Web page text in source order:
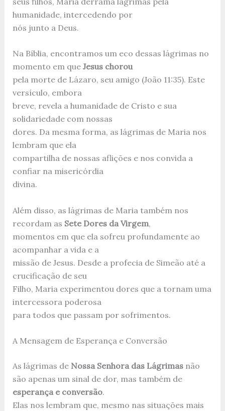
humanidade, intercedendo por
nós junto a Deus.
Na Bíblia, encontramos um eco dessas lágrimas no
momento em que Jesus chorou
pela morte de Lázaro, seu amigo (João 11:35). Este
versículo, embora
breve, revela a humanidade de Cristo e sua
solidariedade com nossas
dores. Da mesma forma, as lágrimas de Maria nos
lembram que ela
compartilha de nossas aflições e nos convida a
confiar na misericórdia
divina.
Além disso, as lágrimas de Maria também nos
recordam as Sete Dores da Virgem,
momentos em que ela sofreu profundamente ao
acompanhar a vida e a
missão de Jesus. Desde a profecia de Simeão até a
crucificação de seu
Filho, Maria experimentou dores que a tornam uma
intercessora poderosa
para todos que passam por sofrimentos.
A Mensagem de Esperança e Conversão
As lágrimas de Nossa Senhora das Lágrimasnão
são apenas um sinal de dor, mas também de
esperança e conversão.
Elas nos lembram que, mesmo nas situações mais